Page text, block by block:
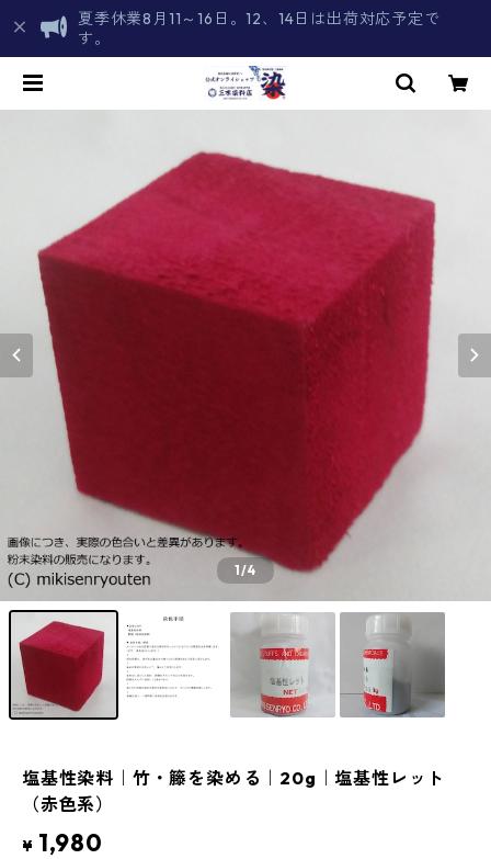
夏季休業8月11～16日。12、14日は出荷対応予定で
す。
1/4
塩基性染料｜竹・籐を染める｜20g｜塩基性レット
（赤色系）
¥ 1,980